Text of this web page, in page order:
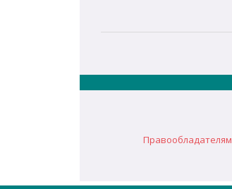
Правообладателям